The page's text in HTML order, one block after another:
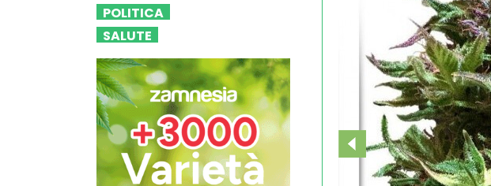
POLITICA
SALUTE